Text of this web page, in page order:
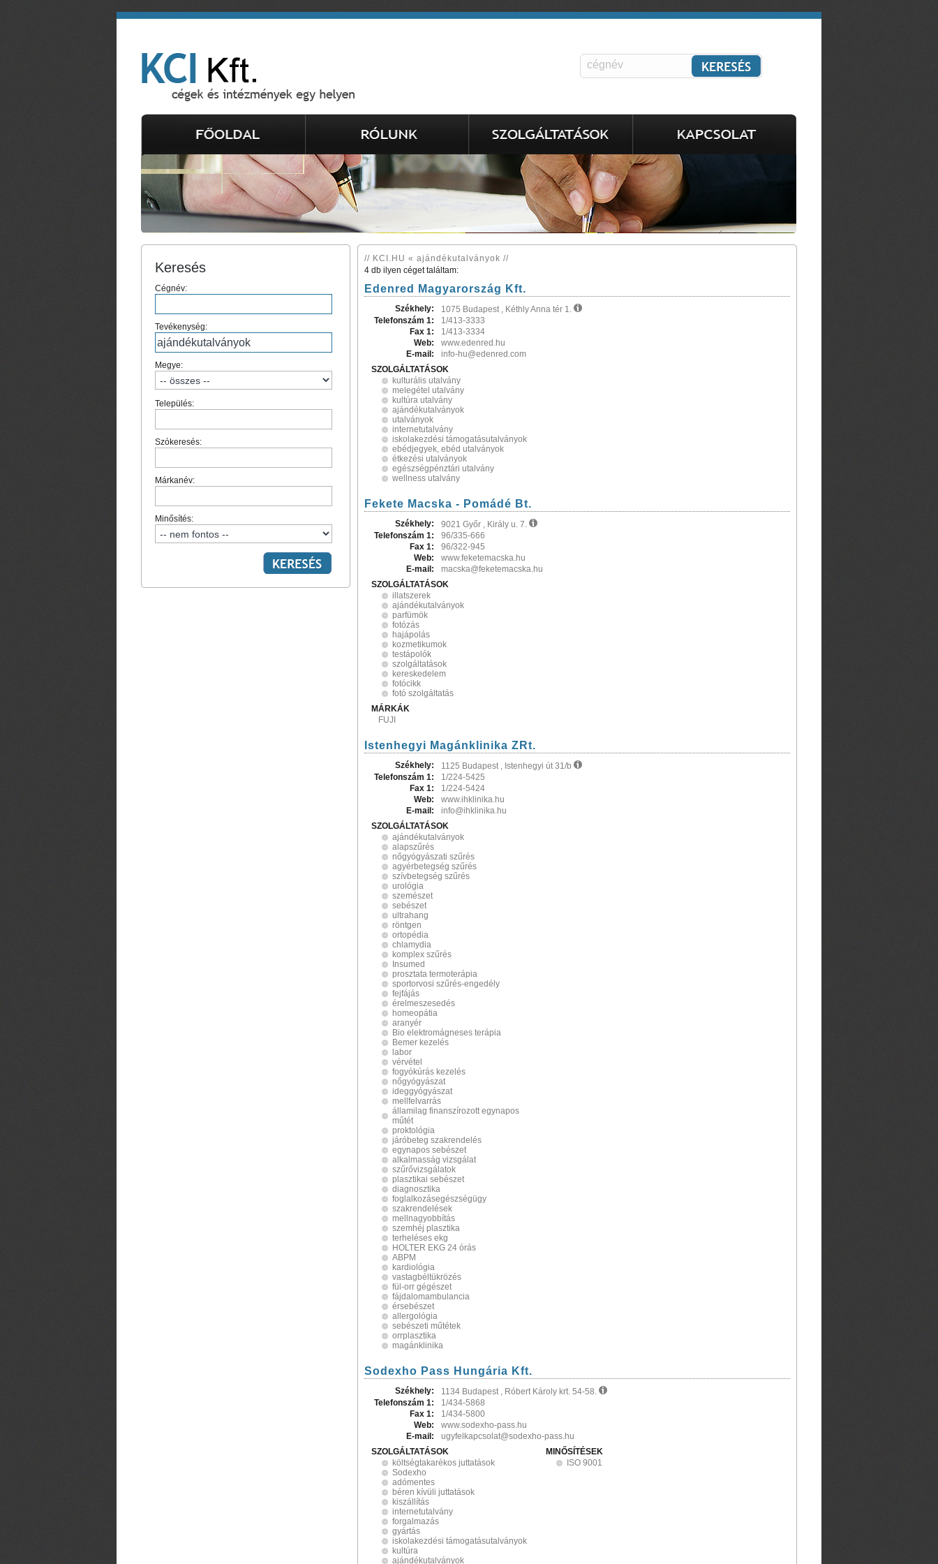
Keresés
Cégnév:
Tevékenység:
Megye:
Település:
Szókeresés:
Márkanév:
Minősítés:
// KCI.HU « ajándékutalványok //
4 db ilyen céget találtam:
Edenred Magyarország Kft.
Székhely:
1075 Budapest , Kéthly Anna tér 1.
Telefonszám 1:
1/413-3333
Fax 1:
1/413-3334
Web:
www.edenred.hu
E-mail:
info-hu@edenred.com
SZOLGÁLTATÁSOK
kulturális utalvány
melegétel utalvány
kultúra utalvány
ajándékutalványok
utalványok
internetutalvány
iskolakezdési támogatásutalványok
ebédjegyek, ebéd utalványok
étkezési utalványok
egészségpénztári utalvány
wellness utalvány
Fekete Macska - Pomádé Bt.
Székhely:
9021 Győr , Király u. 7.
Telefonszám 1:
96/335-666
Fax 1:
96/322-945
Web:
www.feketemacska.hu
E-mail:
macska@feketemacska.hu
SZOLGÁLTATÁSOK
illatszerek
ajándékutalványok
parfümök
fotózás
hajápolás
kozmetikumok
testápolók
szolgáltatások
kereskedelem
fotócikk
fotó szolgáltatás
MÁRKÁK
FUJI
Istenhegyi Magánklinika ZRt.
Székhely:
1125 Budapest , Istenhegyi út 31/b
Telefonszám 1:
1/224-5425
Fax 1:
1/224-5424
Web:
www.ihklinika.hu
E-mail:
info@ihklinika.hu
SZOLGÁLTATÁSOK
ajándékutalványok
alapszűrés
nőgyógyászati szűrés
agyérbetegség szűrés
szívbetegség szűrés
urológia
szemészet
sebészet
ultrahang
röntgen
ortopédia
chlamydia
komplex szűrés
Insumed
prosztata termoterápia
sportorvosi szűrés-engedély
fejfájás
érelmeszesedés
homeopátia
aranyér
Bio elektromágneses terápia
Bemer kezelés
labor
vérvétel
fogyókúrás kezelés
nőgyógyászat
ideggyógyászat
mellfelvarrás
államilag finanszírozott egynapos
műtét
proktológia
járóbeteg szakrendelés
egynapos sebészet
alkalmasság vizsgálat
szűrővizsgálatok
plasztikai sebészet
diagnosztika
foglalkozásegészségügy
szakrendelések
mellnagyobbítás
szemhéj plasztika
terheléses ekg
HOLTER EKG 24 órás
ABPM
kardiológia
vastagbéltükrözés
fül-orr gégészet
fájdalomambulancia
érsebészet
allergológia
sebészeti műtétek
orrplasztika
magánklinika
Sodexho Pass Hungária Kft.
Székhely:
1134 Budapest , Róbert Károly krt. 54-58.
Telefonszám 1:
1/434-5868
Fax 1:
1/434-5800
Web:
www.sodexho-pass.hu
E-mail:
ugyfelkapcsolat@sodexho-pass.hu
SZOLGÁLTATÁSOK
költségtakarékos juttatások
Sodexho
adómentes
béren kívüli juttatások
kiszállítás
internetutalvány
forgalmazás
gyártás
iskolakezdési támogatásutalványok
kultúra
ajándékutalványok
MINŐSÍTÉSEK
ISO 9001